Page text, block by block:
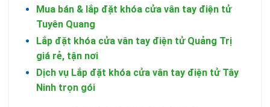
Mua bán & lắp đặt khóa cửa vân tay điện tử
Tuyên Quang
Lắp đặt khóa cửa vân tay điện tử Quảng Trị
giá rẻ, tận nơi
Dịch vụ Lắp đặt khóa cửa vân tay điện tử Tây
Ninh trọn gói